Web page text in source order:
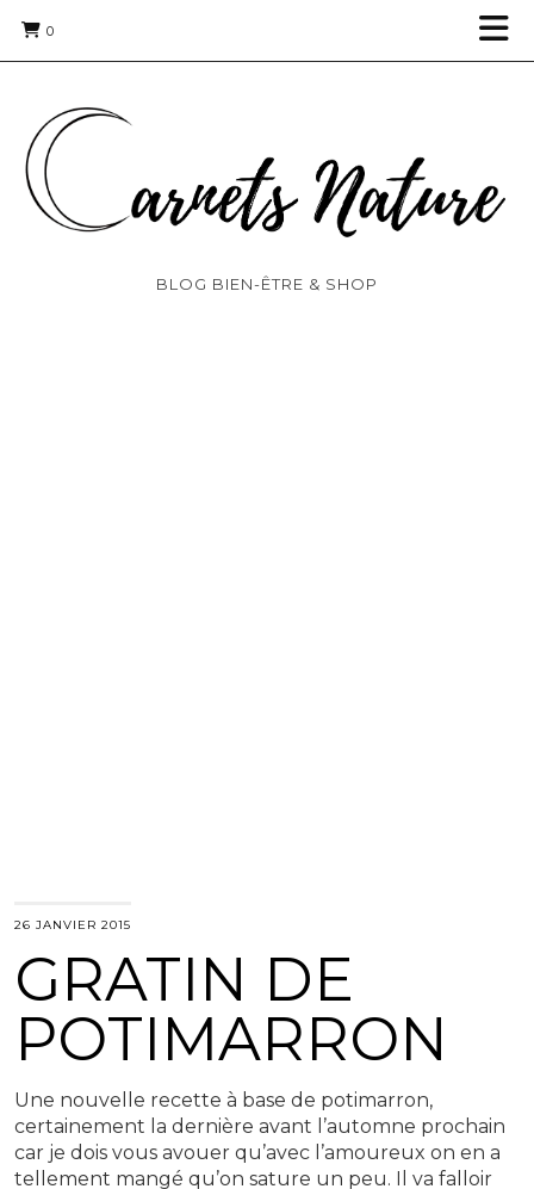
0
BLOG BIEN-ÊTRE & SHOP
26 JANVIER 2015
GRATIN DE
POTIMARRON
Une nouvelle recette à base de potimarron,
certainement la dernière avant l’automne prochain
car je dois vous avouer qu’avec l’amoureux on en a
tellement mangé qu’on sature un peu. Il va falloir